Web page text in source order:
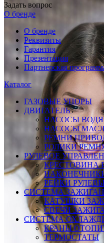
Задать вопрос
О бренде
О бренде
Реквизиты
Гарантия
Презентация
Партнерская
Каталог
ГАЗОВЫЕ УПОРЫ
ДВИГАТЕЛЬ
НАСОСЫ
НАСОСЫ
РЕМНИ
РОЛИКИ
РУЛЕВОЕ
КРЕСТОВИНА
РЕЙКИ
СИСТЕМА
КАТУШКИ
СВЕЧИ
СИСТЕМА
КРАНЫ
ТЕРМОСТАТЫ